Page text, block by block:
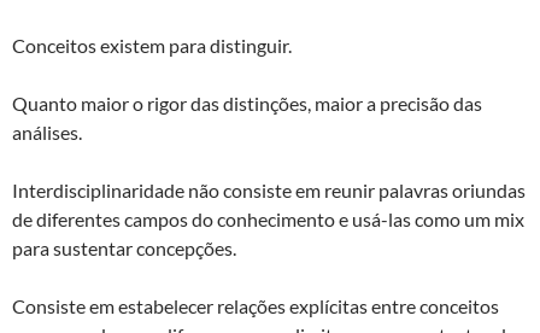
Conceitos existem para distinguir.
Quanto maior o rigor das distinções, maior a precisão das
análises.
Interdisciplinaridade não consiste em reunir palavras oriundas
de diferentes campos do conhecimento e usá-las como um mix
para sustentar concepções.
Consiste em estabelecer relações explícitas entre conceitos